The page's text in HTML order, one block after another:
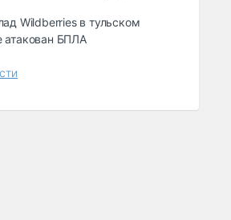
Wildberries в тульском
атакован БПЛА